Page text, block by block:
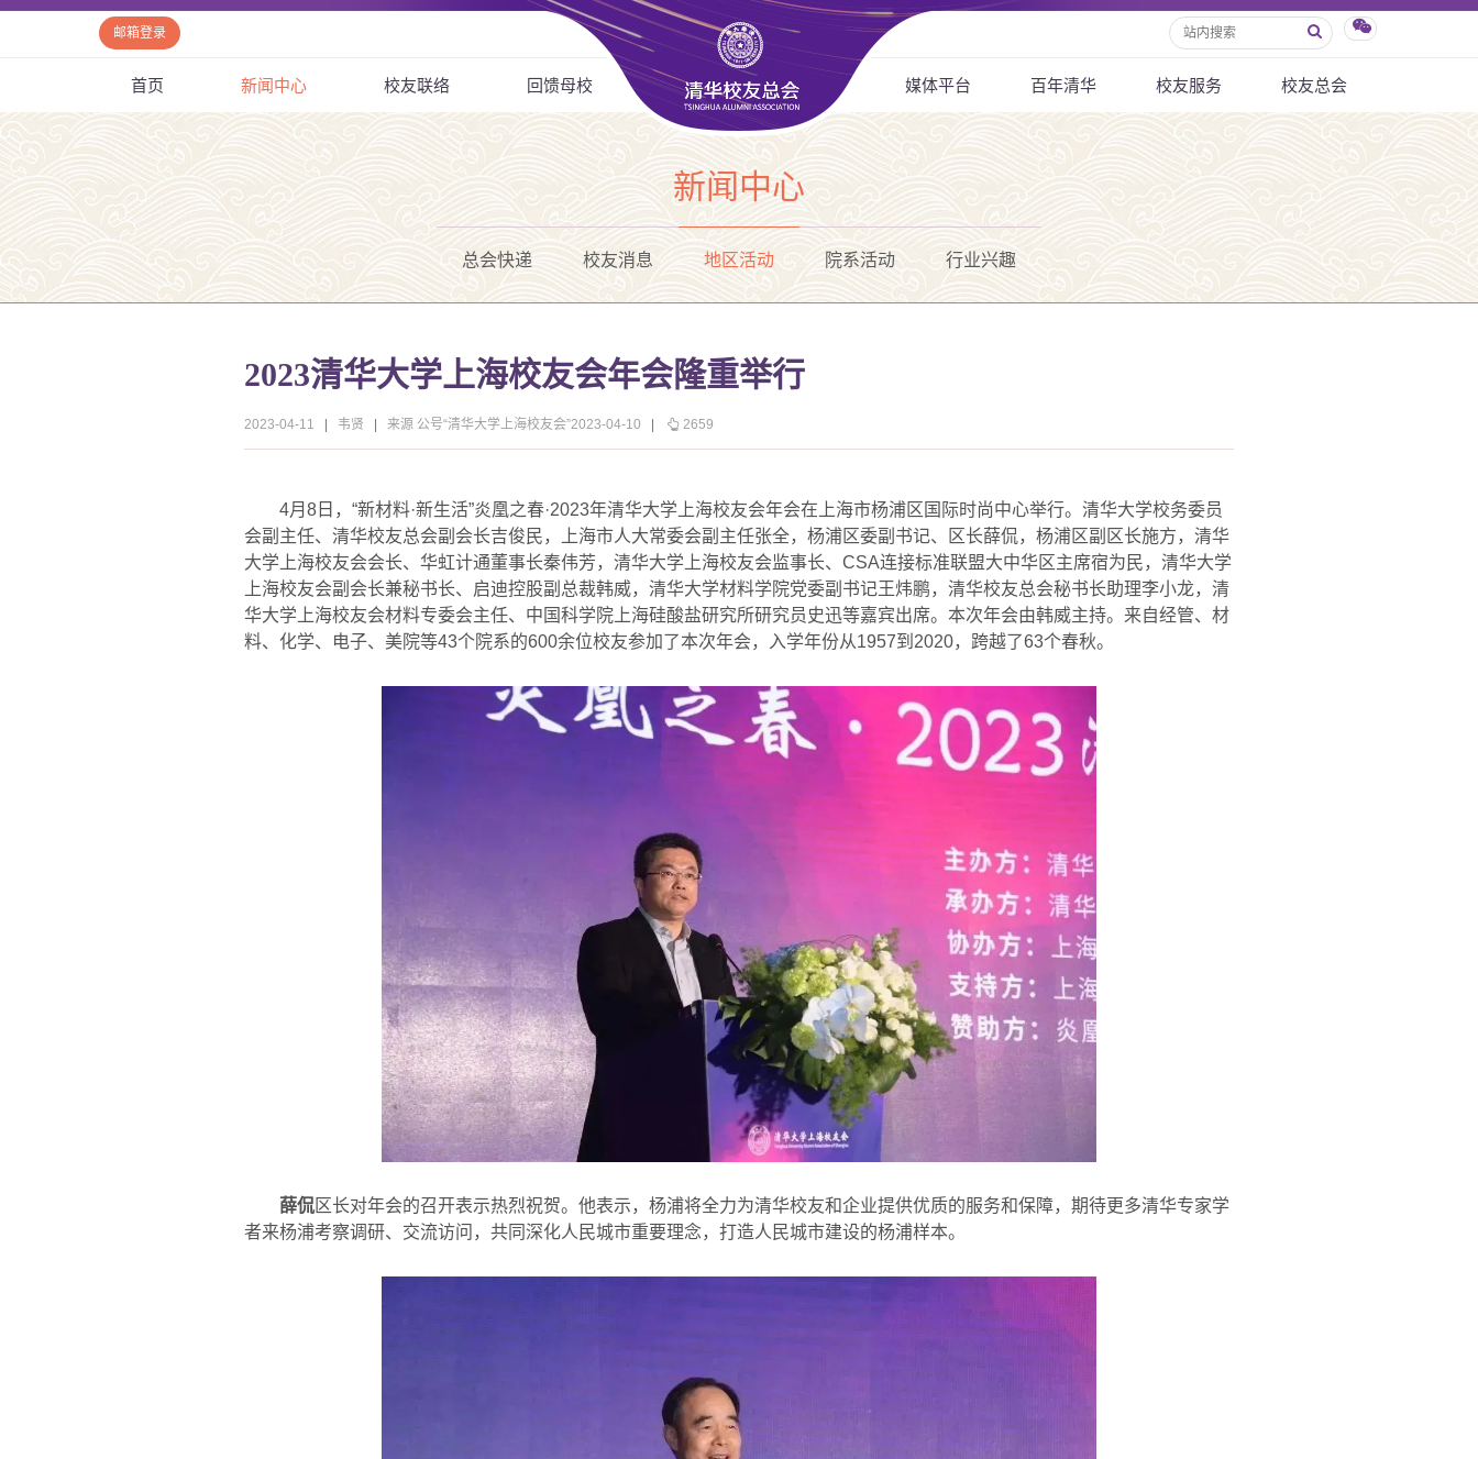
邮箱登录
首页 新闻中心 校友联络 回馈母校 媒体平台 百年清华 校友服务 校友总会
新闻中心
总会快递 校友消息 地区活动 院系活动 行业兴趣
2023清华大学上海校友会年会隆重举行
2023-04-11 韦贤 来源 公号“清华大学上海校友会”2023-04-10 2659
4月 8 日， “新材料·新生活”炎凰之春·2023年清华大学上海校友会年会在上海市杨浦区国际时尚中心举行。清华大学校务委员
会副主任、清华校友总会副会长吉俊民，上海市人大常委会副主任张全，杨浦区委副书记、区长薛侃，杨浦区副区长施方，清华
大学上海校友会会长、华虹计通董事长秦伟芳，清华大学上海校友会监事长、 CSA连接标准联盟大中华区主席宿为民，清华大学
上海校友会副会长兼秘书长、启迪控股副总裁韩威，清华大学材料学院党委副书记王炜鹏，清华校友总会秘书长助理李小龙，清
华大学上海校友会材料专委会主任、中国科学院上海硅酸盐研究所研究员史迅等嘉宾出席。本次年会由韩威主持。来自经管、材
料、化学、电子、美院等43个院系的600余位校友参加了本次年会，入学年份从1957到 2020，跨越了63个春秋。
薛侃区长对年会的召开表示热烈祝贺。他表示，杨浦将全力为清华校友和企业提供优质的服务和保障，期待更多清华专家学
者来杨浦考察调研、交流访问，共同深化人民城市重要理念，打造人民城市建设的杨浦样本。